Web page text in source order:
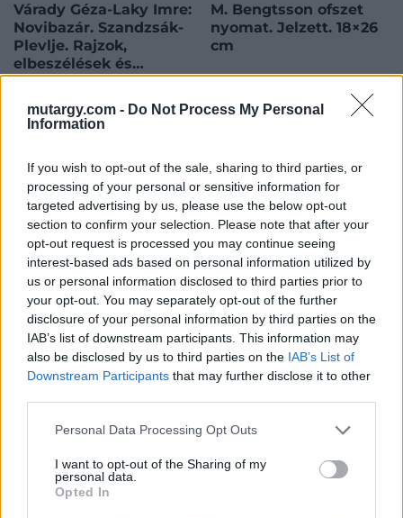
mutargy.com - Do Not Process My Personal
Information
If you wish to opt-out of the sale, sharing to third parties, or
processing of your personal or sensitive information for
targeted advertising by us, please use the below opt-out
section to confirm your selection. Please note that after your
opt-out request is processed you may continue seeing
interest-based ads based on personal information utilized by
us or personal information disclosed to third parties prior to
your opt-out. You may separately opt-out of the further
disclosure of your personal information by third parties on the
IAB’s list of downstream participants. This information may
also be disclosed by us to third parties on the IAB’s List of
Downstream Participants that may further disclose it to other
Personal Data Processing Opt Outs
I want to opt-out of the Sharing of my
personal data.
Opted In
Várady Géza-Laky Imre:
Novibazár. Szandzsák-
Plevlje. Rajzok,
elbeszélések és
útleírások Törökország
szandzsákjából az
időből. Bp., 1912.,
‘Pátria’, 270+1 p.
Gazdag
Várady Géza-Laky Imre:
Novibazár. Szandzsák-
és útleírások Törökország
novibazári szandzsákjából az
okkupációtól az annekszióig
terjedő időből. Bp., 1912.,
'Pátria', 270+1 p. Gazdag
fekete-fehér képanyaggal
illusztrált. Kiadói
Kikiáltási ár: 10 000Ft
Aukció:419. Online auction
Aukció időpontja: 2022-06-
02 19:00
M. Bengtsson ofszet
nyomat. Jelzett. 18×26
cm
M. Bengtsson ofszet
papirregiseg-
egyeb/Plakat~1000003/M-
Bengtsson-ofszet-nyomat-
Jelzett-18x26-
cm~II2627485/?
Kikiáltási ár:1 000Ft
Aukció:419. Online auction
Aukció időpontja: 2022-06-
02 19:00